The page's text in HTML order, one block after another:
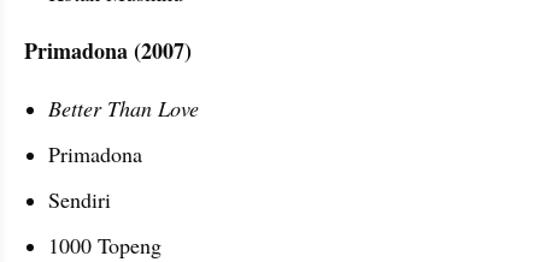
Primadona (2007)
Better Than Love
Primadona
Sendiri
1000 Topeng